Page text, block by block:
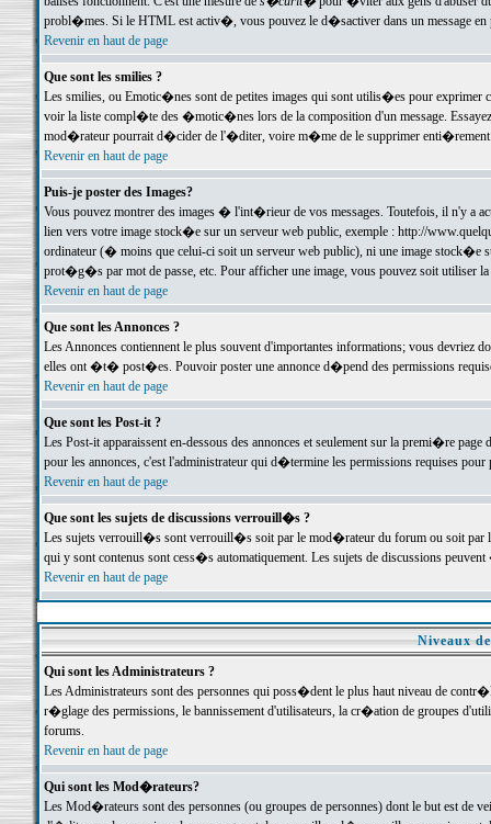
probl�mes. Si le HTML est activ�, vous pouvez le d�sactiver dans un message en
Revenir en haut de page
Que sont les smilies ?
Les smilies, ou Emotic�nes sont de petites images qui sont utilis�es pour exprimer
voir la liste compl�te des �motic�nes lors de la composition d'un message.
mod�rateur pourrait d�cider de l'�diter, voire m�me de le supprimer
Revenir en haut de page
Puis-je poster des Images?
Vous pouvez montrer des images � l'int�rieur de vos messages. Toutefois, il n'y a
lien vers votre image stock�e sur un serveur web public, exemple : http://
ordinateur (� moins que celui-ci soit un serveur web public), ni une image stock�e
prot�g�s par mot de passe, etc. Pour afficher une image, vous pouvez soit
Revenir en haut de page
Que sont les Annonces ?
Les Annonces contiennent le plus souvent d'importantes informations; vous devriez
elles ont �t� post�es. Pouvoir poster une annonce d�pend des permissions
Revenir en haut de page
Que sont les Post-it ?
Les Post-it apparaissent en-dessous des annonces et seulement sur la premi�re
pour les annonces, c'est l'administrateur qui d�termine les permissions requises pour
Revenir en haut de page
Que sont les sujets de discussions verrouill�s ?
Les sujets verrouill�s sont verrouill�s soit par le mod�rateur du forum ou soit par
qui y sont contenus sont cess�s automatiquement. Les sujets de discussions
Revenir en haut de page
Niveaux
Qui sont les Administrateurs ?
Les Administrateurs sont des personnes qui poss�dent le plus haut niveau de
r�glage des permissions, le bannissement d'utilisateurs, la cr�ation de groupes
forums.
Revenir en haut de page
Qui sont les Mod�rateurs?
Les Mod�rateurs sont des personnes (ou groupes de personnes) dont le but est de